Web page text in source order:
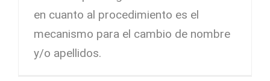
en cuanto al procedimiento es el
mecanismo para el cambio de nombre
y/o apellidos.